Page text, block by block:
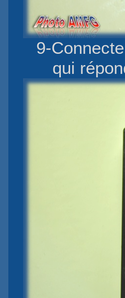
9-
qui